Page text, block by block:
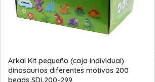
Arkal Kit pequeño (caja individual)
dinosaurios diferentes motivos 200
beads SDL200-299